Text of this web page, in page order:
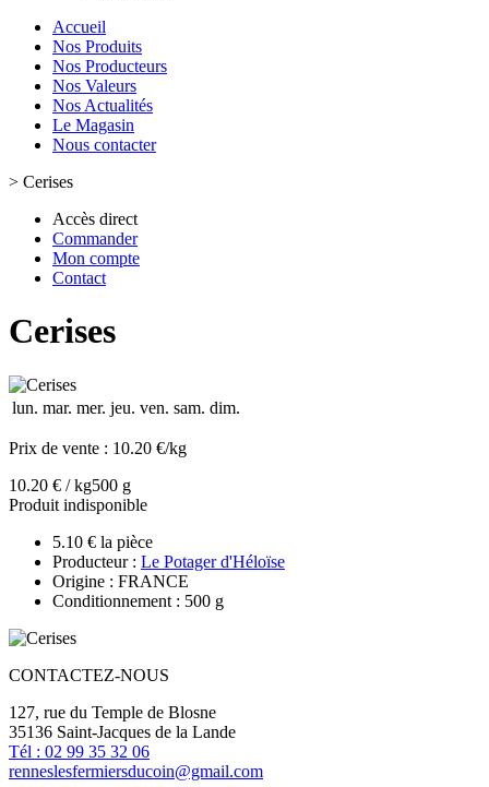
Accueil
Nos Produits
Nos Producteurs
Nos Valeurs
Nos Actualités
Le Magasin
Nous contacter
> Cerises
Accès direct
Commander
Mon compte
Contact
Cerises
lun. mar. mer. jeu. ven. sam. dim.
Prix de vente : 10.20 €/kg
10.20 € / kg500 g
Produit indisponible
5.10 € la pièce
Producteur : Le Potager d'Héloïse
Origine : FRANCE
Conditionnement : 500 g
CONTACTEZ-NOUS
127, rue du Temple de Blosne
35136 Saint-Jacques de la Lande
Tél : 02 99 35 32 06
renneslesfermiersducoin@gmail.com